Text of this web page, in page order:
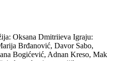
Oksana Dmitriieva Igraju:
Brđanović, Davor Sabo,
Bogićević, Adnan Kreso, Mak